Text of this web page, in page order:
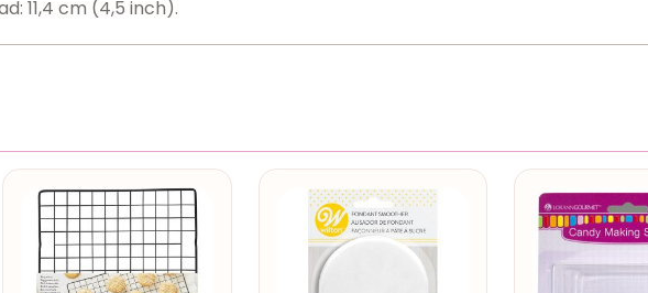
11,4 cm (4,5 inch).